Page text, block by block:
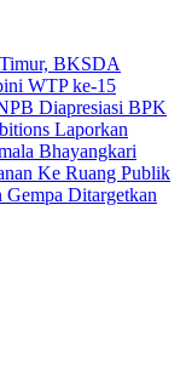
BKSDA
WTP ke-15
Diapresiasi BPK
Laporkan
Bhayangkari
Ke Ruang Publik
Gempa Ditargetkan